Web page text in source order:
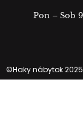
Pon – Sob
©Haky nábytok